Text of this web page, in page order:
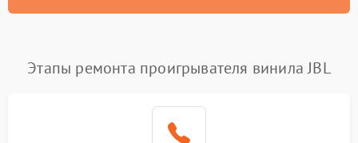
Этапы ремонта проигрывателя винила JBL